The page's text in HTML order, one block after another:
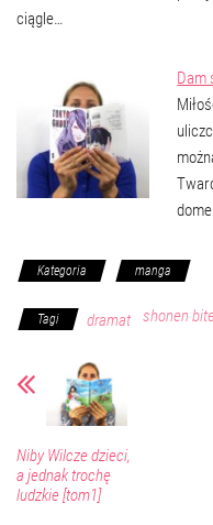
ciągle…
Dam
Kategoria manga
Tagi dramat shonen
Niby Wilcze dzieci,
a jednak trochę
ludzkie [tom1]